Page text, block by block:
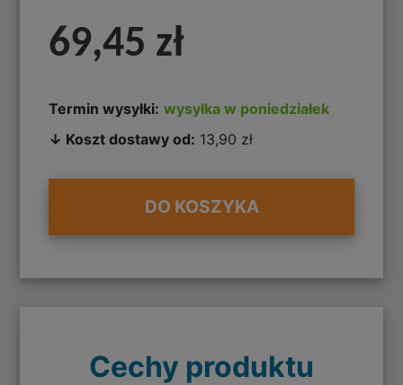
69,45 zł
Termin wysyłki: wysyłka w poniedziałek
↓ Koszt dostawy od: 13,90 zł
DO KOSZYKA
Cechy produktu